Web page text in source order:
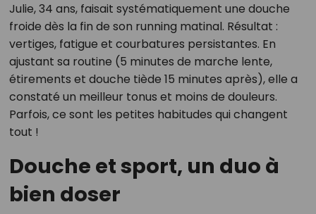
Julie, 34 ans, faisait systématiquement une douche
froide dès la fin de son running matinal. Résultat :
vertiges, fatigue et courbatures persistantes. En
ajustant sa routine (5 minutes de marche lente,
étirements et douche tiède 15 minutes après), elle a
constaté un meilleur tonus et moins de douleurs.
Parfois, ce sont les petites habitudes qui changent
tout !
Douche et sport, un duo à
bien doser